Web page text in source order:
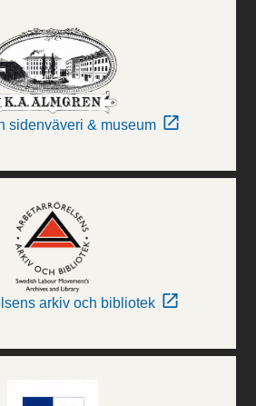
sidenväveri & museum
arkiv och bibliotek